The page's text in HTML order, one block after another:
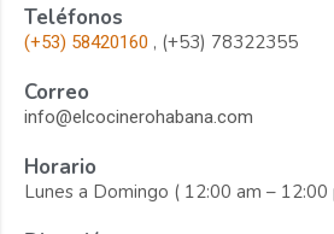
Teléfonos
(+53) 58420160 , (+53) 78322355
Correo
info@elcocinerohabana.com
Horario
Lunes a Domingo ( 12:00 am – 12:00